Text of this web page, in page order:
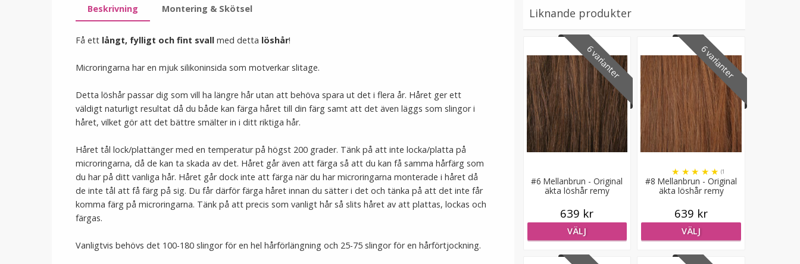
Beskrivning Montering & Skötsel
Få ett långt, fylligt och fint svall med detta löshår!
Microringarna har en mjuk silikoninsida som motverkar slitage.
Detta löshår passar dig som vill ha längre hår utan att behöva spara ut det i flera år. Håret ger ett
väldigt naturligt resultat då du både kan färga håret till din färg samt att det även läggs som slingor i
håret, vilket gör att det bättre smälter in i ditt riktiga hår.
Håret tål lock/plattänger med en temperatur på högst 200 grader. Tänk på att inte locka/platta på
microringarna, då de kan ta skada av det. Håret går även att färga så att du kan få samma hårfärg som
du har på ditt vanliga hår. Håret går dock inte att färga när du har microringarna monterade i håret då
de inte tål att få färg på sig. Du får därför färga håret innan du sätter i det och tänka på att det inte får
komma färg på microringarna. Tänk på att precis som vanligt hår så slits håret av att plattas, lockas och
färgas.
Vanligtvis behövs det 100-180 slingor för en hel hårförlängning och 25-75 slingor för en hårförtjockning.
Liknande produkter
6 varianter
#6 Mellanbrun - Original
äkta löshår remy
microringar loop
639 kr
VÄLJ
6 varianter
#8 Mellanbrun - Original
äkta löshår remy
microringar loop
★ ★ ★ ★ ★ (1
recensioner)
639 kr
VÄLJ